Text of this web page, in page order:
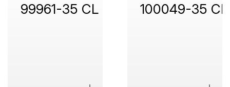
99961-35 CL 100049-35 CL